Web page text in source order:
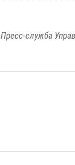
Пресс-служба